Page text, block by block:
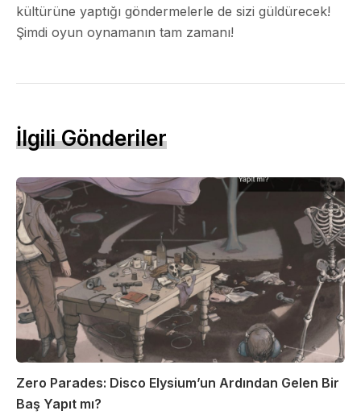
kültürüne yaptığı göndermelerle de sizi güldürecek!
Şimdi oyun oynamanın tam zamanı!
İlgili Gönderiler
Zero Parades: Disco Elysium’un Ardından Gelen Bir
Baş Yapıt mı?